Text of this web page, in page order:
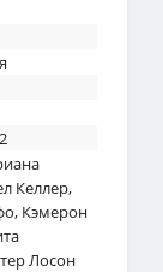
Келлер,
, Кэмерон
Лосон